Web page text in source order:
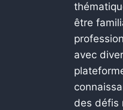
être
avec
des défis